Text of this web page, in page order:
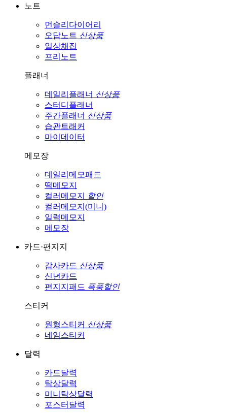
노트
먼슬리다이어리
오답노트 신상품
일상채집
프리노트
플래너
데일리플래너 신상품
스터디플래너
주간플래너 신상품
습관트래커
마이데이터
메모장
데일리메모패드
떡메모지
컬러메모지
할인
컬러메모지(미니)
일력메모지
메모장
카드·편지지
감사카드 신상품
신년카드
편지지패드 폭풍할인
스티커
원형스티커 신상품
네임스티커
달력
카드달력
탁상달력
미니탁상달력
포스터달력